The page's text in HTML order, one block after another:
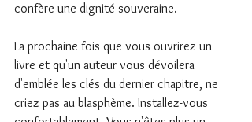
confère une dignité souveraine.
La prochaine fois que vous ouvrirez un
livre et qu'un auteur vous dévoilera
d'emblée les clés du dernier chapitre, ne
criez pas au blasphème. Installez-vous